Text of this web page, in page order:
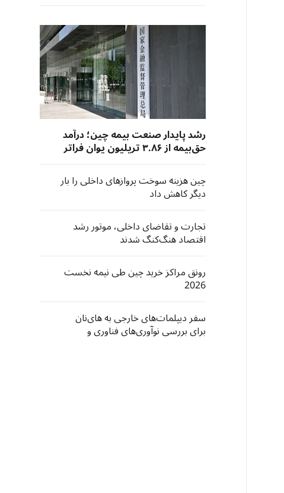
رشد پایدار صنعت بیمه چین؛ درآمد
حق‌بیمه از ۳.۸۶ تریلیون یوان فراتر
رفت
چین هزینه سوخت پروازهای داخلی را بار
دیگر کاهش داد
تجارت و تقاضای داخلی، موتور رشد
اقتصاد هنگ‌کنگ شدند
رونق مراکز خرید چین طی نیمه نخست
2026
سفر دیپلمات‌های خارجی به های‌نان
برای بررسی نوآوری‌های فناوری و